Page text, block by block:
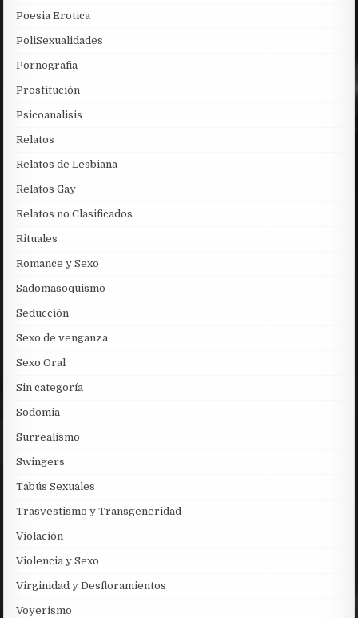
Poesia Erotica
PoliSexualidades
Pornografia
Prostitución
Psicoanalisis
Relatos
Relatos de Lesbiana
Relatos Gay
Relatos no Clasificados
Rituales
Romance y Sexo
Sadomasoquismo
Seducción
Sexo de venganza
Sexo Oral
Sin categoría
Sodomia
Surrealismo
Swingers
Tabús Sexuales
Trasvestismo y Transgeneridad
Violación
Violencia y Sexo
Virginidad y Desfloramientos
Voyerismo